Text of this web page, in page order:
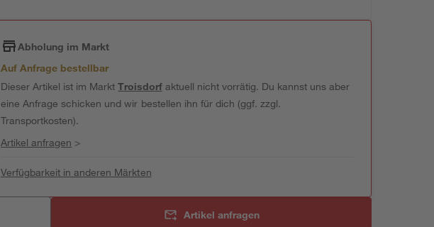
Abholung im Markt
Auf Anfrage bestellbar
Dieser Artikel ist im MarktTroisdorfaktuell nicht vorrätig. Du kannst uns aber
eine Anfrage schicken und wir bestellen ihn für dich (ggf. zzgl.
Transportkosten).
Artikel anfragen >
Verfügbarkeit in anderen Märkten
Artikel anfragen